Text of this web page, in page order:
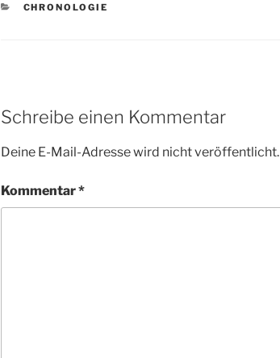
KATEGORIEN
CHRONOLOGIE
Schreibe einen Kommentar
Deine E-Mail-Adresse wird nicht veröffentlicht.
Kommentar*